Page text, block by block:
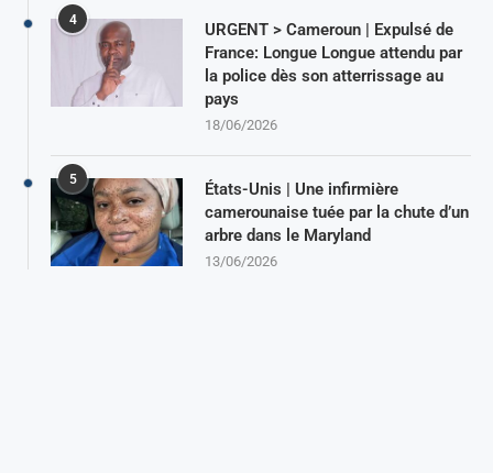
4
URGENT > Cameroun | Expulsé de
France: Longue Longue attendu par
la police dès son atterrissage au
pays
18/06/2026
5
États-Unis | Une infirmière
camerounaise tuée par la chute d’un
arbre dans le Maryland
13/06/2026